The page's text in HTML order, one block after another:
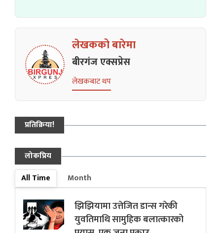
लेखकको बारेमा
बीरगंज एक्सप्रेस
लेखकबाट थप
प्रतिक्रिया!
लोकप्रिय
All Time
Month
झिझियामा उत्तेजित डान्स गरेकी
युवतिमाथि सामुहिक बलात्कारको